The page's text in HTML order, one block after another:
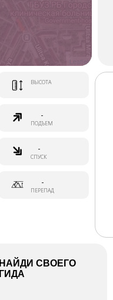
Leaflet
ВЫСОТА
-
ПОДЪЕМ
-
СПУСК
-
ПЕРЕПАД
НАЙДИ СВОЕГО
ГИДА